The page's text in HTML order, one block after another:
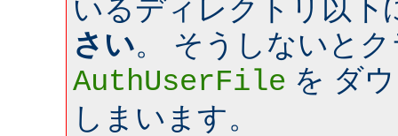
いるディレクトリ以下
さい。 そうしないと
AuthUserFile を ダ
しまいます。